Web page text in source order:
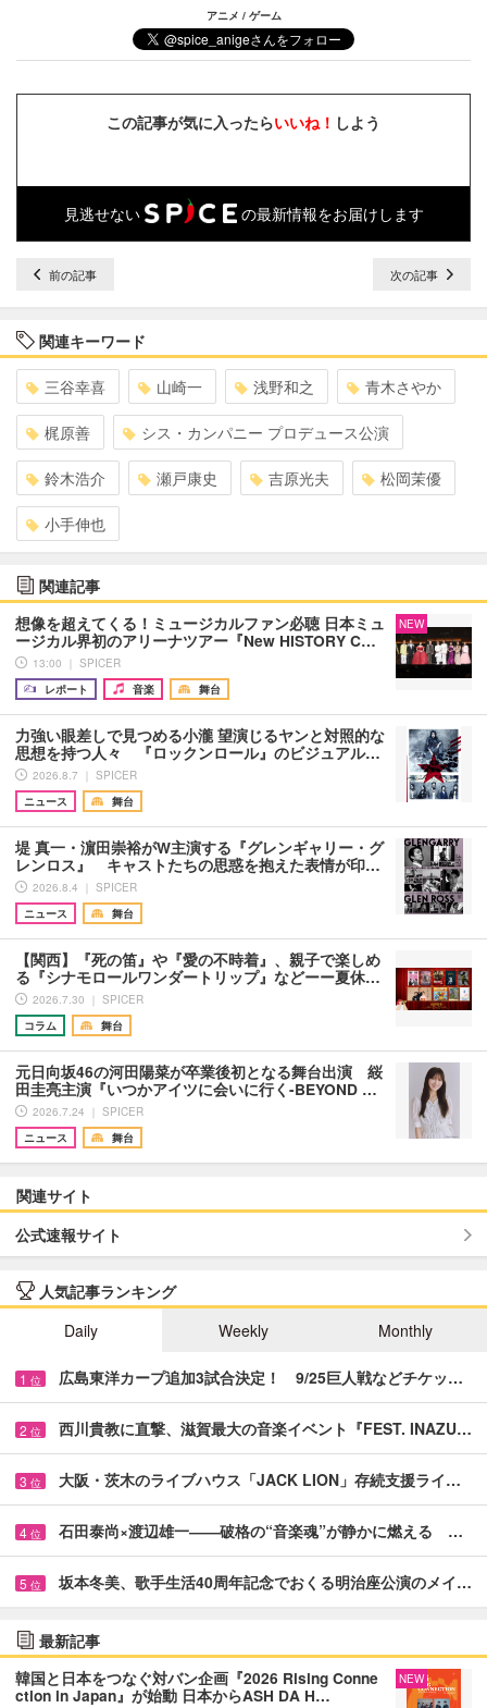
アニメ / ゲーム
この記事が気に入ったらいいね！ しよう
見逃せない の最新情報をお届けします
前の記事 次の記事
関連キーワード
三谷幸喜 山崎一 浅野和之 青木さやか
梶原善 シス・カンパニー プロデュース公演
鈴木浩介 瀬戸康史 吉原光夫 松岡茉優
小手伸也
関連記事
想像を超えてくる！ミュージカルファン必聴 日本ミュ
ージカル界初のアリーナツアー『New HISTORY C…
13:00 ｜ SPICER
レポート
音楽 舞台
NEW
力強い眼差しで見つめる小瀧 望演じるヤンと対照的な
思想を持つ人々 『ロックンロール』のビジュアル…
2026.8.7 ｜ SPICER
ニュース
舞台
堤 真一・濵田崇裕がW主演する『グレンギャリー・グ
レンロス』 キャストたちの思惑を抱えた表情が印…
2026.8.4 ｜ SPICER
ニュース
舞台
【関西】『死の笛』や『愛の不時着』、親子で楽しめ
る『シナモロールワンダートリップ』などーー夏休…
2026.7.30 ｜ SPICER
コラム
舞台
元日向坂46の河田陽菜が卒業後初となる舞台出演 䋝
田圭亮主演『いつかアイツに会いに行く-BEYOND …
2026.7.24 ｜ SPICER
ニュース
舞台
関連サイト
公式速報サイト
人気記事ランキング
Daily
Weekly Monthly
1 位 広島東洋カープ追加3試合決定！ 9/25巨人戦などチケッ…
2 位 西川貴教に直撃、滋賀最大の音楽イベント『FEST. INAZU…
3 位 大阪・茨木のライブハウス「JACK LION」存続支援ライ…
4 位 石田泰尚×渡辺雄一――破格の“音楽魂”が静かに燃える …
5 位 坂本冬美、歌手生活40周年記念でおくる明治座公演のメイ…
最新記事
韓国と日本をつなぐ対バン企画『2026 Rising Conne
ction in Japan』が始動 日本からASH DA H…
NEW